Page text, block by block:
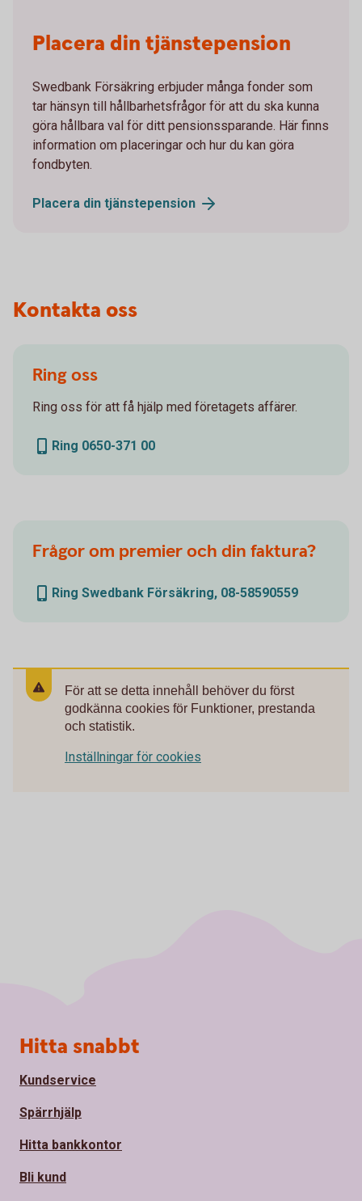
Placera din tjänstepension
Swedbank Försäkring erbjuder många fonder som
tar hänsyn till hållbarhetsfrågor för att du ska kunna
göra hållbara val för ditt pensionssparande. Här finns
information om placeringar och hur du kan göra
fondbyten.
Placera din tjänstepension
Kontakta oss
Ring oss
Ring oss för att få hjälp med företagets affärer.
Ring 0650-371 00
Frågor om premier och din faktura?
Ring Swedbank Försäkring, 08-58590559
För att se detta innehåll behöver du först
godkänna cookies för Funktioner, prestanda
och statistik.
Inställningar för cookies
Sidfot
Hitta snabbt
Kundservice
Spärrhjälp
Hitta bankkontor
Bli kund